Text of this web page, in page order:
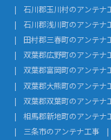
石川郡玉川村のアンテナ
石川郡浅川町のアンテナ
田村郡三春町のアンテナ
双葉郡広野町のアンテナ
双葉郡富岡町のアンテナ
双葉郡大熊町のアンテナ
双葉郡双葉町のアンテナ
相馬郡新地町のアンテナ
三条市のアンテナ工事